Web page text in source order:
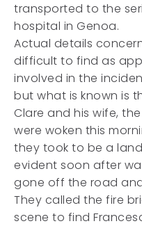
transported to the
hospital in Genoa.
Actual details
difficult to find as
involved in the
but what is known is
Clare and his wife,
were woken this
they took to be a
evident soon after
gone off the road
They called the fire
scene to find